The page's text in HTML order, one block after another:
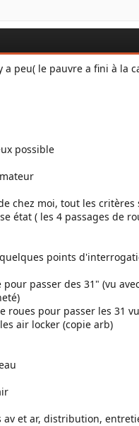
peu( le pauvre a fini à
possible
chez moi, tout les
état ( les 4 passages de
points
passer des 31" (vu
roues pour passer les 31
air locker (copie arb)
av et ar, distribution,